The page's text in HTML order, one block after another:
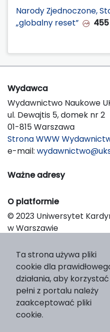
Narody Zjednoczone,
„globalny reset”
455
Wydawca
Wydawnictwo Naukowe
ul. Dewajtis 5, domek nr 2
01-815 Warszawa
Strona WWW
e-mail:
Ważne adresy
O platformie
© 2023 Uniwersytet
w Warszawie
Platform & Workflow by
Ta strona używa pliki
cookie dla
działania, aby
pełni z portalu należy
zaakceptować pliki
cookie.